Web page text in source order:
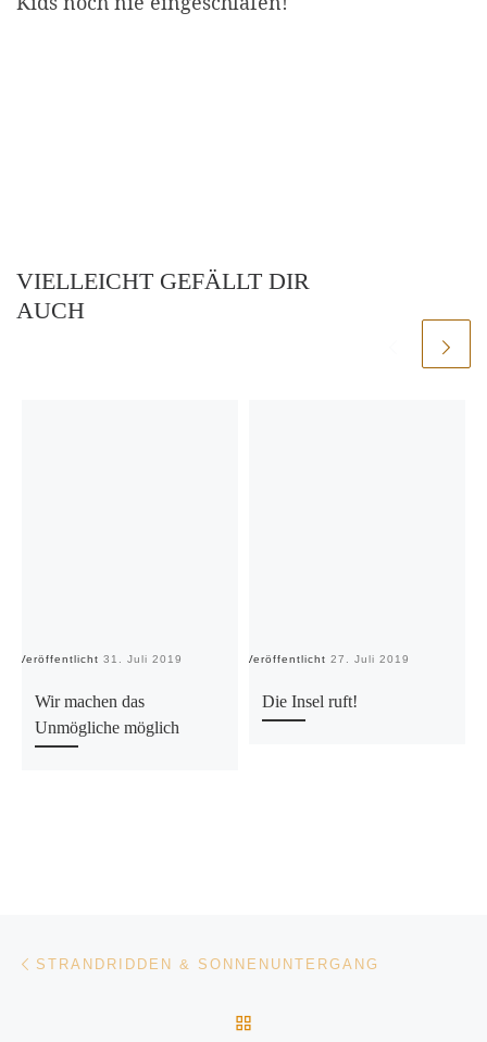
VIELLEICHT GEFÄLLT DIR
AUCH
Veröffentlicht 31. Juli 2019
Wir machen das
Unmögliche möglich
Veröffentlicht 27. Juli 2019
Die Insel ruft!
Beitragsnavigation
STRANDRIDDEN & SONNENUNTERGANG